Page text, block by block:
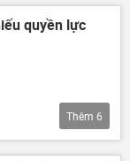
quyền lực
Thêm 6